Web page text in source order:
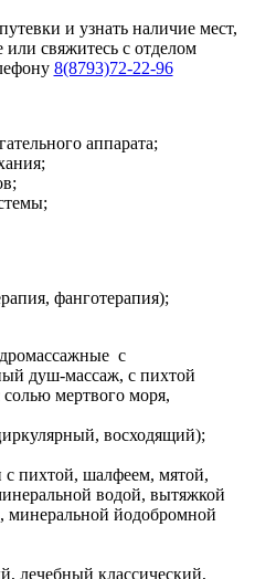
и узнать наличие мест,
или свяжитесь с отделом
8(8793)72-22-96
аппарата;
фанготерапия);
с
душ-массаж, с пихтой
мертвого моря,
восходящий);
с пихтой, шалфеем, мятой,
водой, вытяжкой
минеральной йодобромной
лечебный классический,